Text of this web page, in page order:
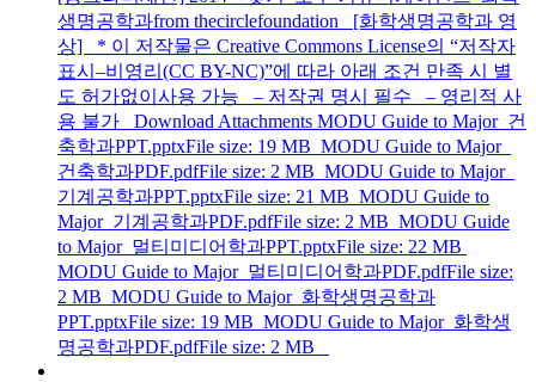
생명공학과from thecirclefoundation [화학생명공학과 영
상] * 이 저작물은 Creative Commons License의 “저작자
표시–비영리(CC BY-NC)”에 따라 아래 조건 만족 시 별
도 허가없이사용 가능 – 저작권 명시 필수 – 영리적 사
용 불가 Download Attachments MODU Guide to Major_건
축학과PPT.pptxFile size: 19 MB MODU Guide to Major_
건축학과PDF.pdfFile size: 2 MB MODU Guide to Major_
기계공학과PPT.pptxFile size: 21 MB MODU Guide to
Major_기계공학과PDF.pdfFile size: 2 MB MODU Guide
to Major_멀티미디어학과PPT.pptxFile size: 22 MB
MODU Guide to Major_멀티미디어학과PDF.pdfFile size:
2 MB MODU Guide to Major_화학생명공학과
PPT.pptxFile size: 19 MB MODU Guide to Major_화학생
명공학과PDF.pdfFile size: 2 MB